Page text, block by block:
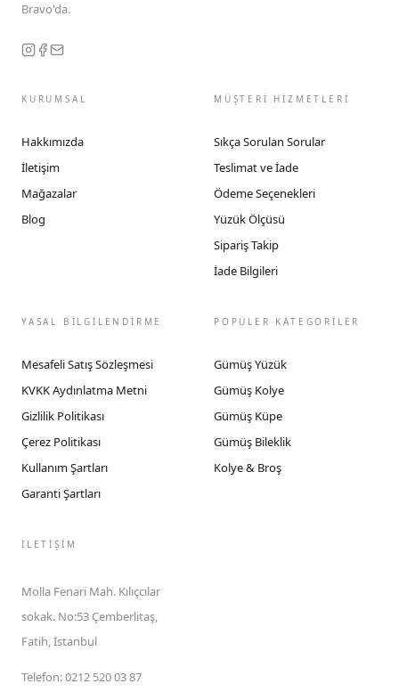
Bravo'da.
KURUMSAL
Hakkımızda
İletişim
Mağazalar
Blog
MÜŞTERİ HİZMETLERİ
Sıkça Sorulan Sorular
Teslimat ve İade
Ödeme Seçenekleri
Yüzük Ölçüsü
Sipariş Takip
İade Bilgileri
YASAL BİLGİLENDİRME
Mesafeli Satış Sözleşmesi
KVKK Aydınlatma Metni
Gizlilik Politikası
Çerez Politikası
Kullanım Şartları
Garanti Şartları
POPÜLER KATEGORİLER
Gümüş Yüzük
Gümüş Kolye
Gümüş Küpe
Gümüş Bileklik
Kolye & Broş
İLETIŞIM
Molla Fenari Mah. Kılıçcılar
sokak. No:53 Çemberlitaş,
Fatih, İstanbul
Telefon:0212 520 03 87